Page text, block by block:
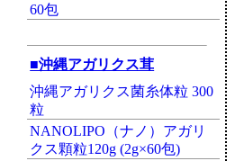
60包
■沖縄アガリクス茸
沖縄アガリクス菌糸体粒 300
粒
NANOLIPO（ナノ）アガリ
クス顆粒120g (2g×60包)